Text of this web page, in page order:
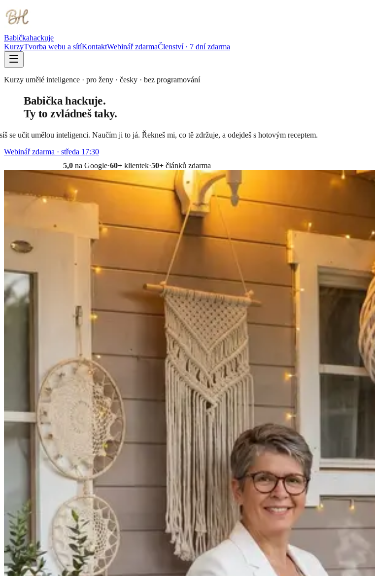
Babičkahackuje
KurzyTvorba webu a sítíKontaktWebinář zdarmaČlenství · 7 dní zdarma
Kurzy umělé inteligence · pro ženy · česky · bez programování
Babička hackuje.
Ty to zvládneštaky.
se učit umělou inteligenci. Naučím ji to já. Řekneš mi, co tě zdržuje, a odejdeš s hotovým receptem.
Webinář zdarma · středa 17:30
5,0 na Google·60+ klientek·50+ článků zdarma